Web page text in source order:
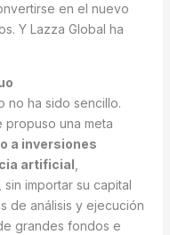
en el nuevo
Y Lazza Global ha
no ha sido sencillo.
propuso una meta
a inversiones
artificial
importar su capital
de análisis y ejecución
grandes fondos e